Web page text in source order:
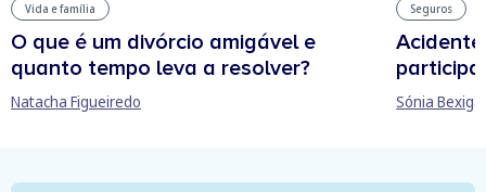
Vida e família
O que é um divórcio amigável e
quanto tempo leva a resolver?
Natacha Figueiredo
Seguros
Sónia Bexiga